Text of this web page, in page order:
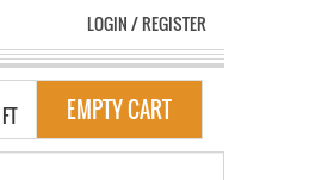
LOGIN/REGISTER
FT EMPTY CART